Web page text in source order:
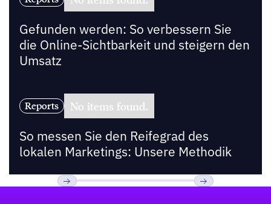
Gefunden werden: So verbessern Sie
die Online-Sichtbarkeit und steigern den
Umsatz
Reports No items found.
So messen Sie den Reifegrad des
lokalen Marketings: Unsere Methodik